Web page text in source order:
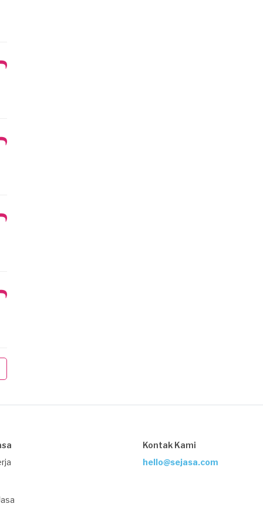
Kontak Kami
hello@sejasa.com